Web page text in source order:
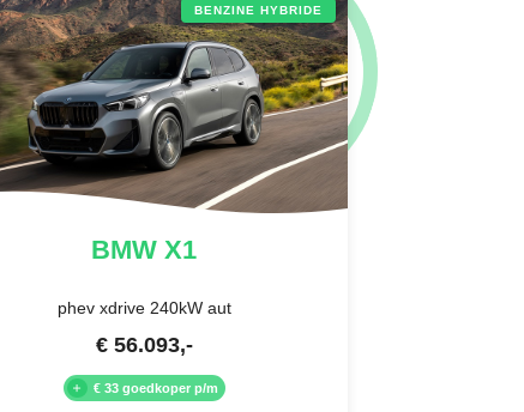
BENZINE HYBRIDE
BMWX1
phev xdrive 240kW aut
€ 56.093,-
€ 33 goedkoper p/m